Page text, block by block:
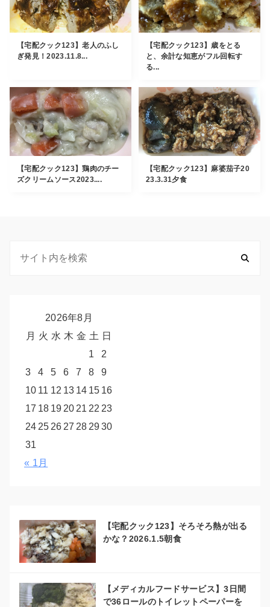
【宅配クック123】老人のふし
ぎ発見！2023.11.8...
【宅配クック123】歳をとる
と、余計な知恵がフル回転す
る...
【宅配クック123】鶏肉のチー
ズクリームソース2023....
【宅配クック123】麻婆茄子20
23.3.31夕食
2026年8月
月 火 水 木 金 土 日
1
2
3
4 5 6 7 8
9
10 11 12 13 14 15 16
17 18 19 20 21 22 23
24 25 26 27 28 2930
31
« 1月
【宅配クック123】そろそろ熱が出る
かな？2026.1.5朝食
【メディカルフードサービス】3日間
で36ロールのトイレットペーパーを